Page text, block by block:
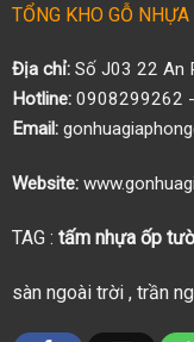
TỔNG KHO GỖ
Địa chỉ:Số J03 22 An
Hotline:0908299262
Email:
Website:
TAG : tấm nhựa ốp
sàn ngoài trời, trần